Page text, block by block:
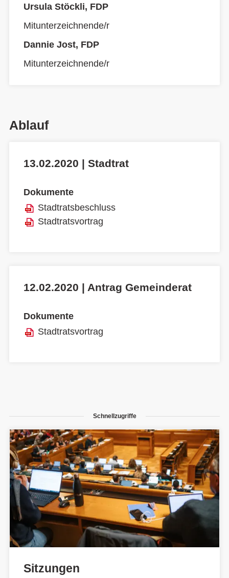
Ursula Stöckli, FDP
Mitunterzeichnende/r
Dannie Jost, FDP
Mitunterzeichnende/r
Ablauf
13.02.2020 | Stadtrat
Dokumente
Stadtratsbeschluss
Stadtratsvortrag
12.02.2020 | Antrag Gemeinderat
Dokumente
Stadtratsvortrag
Schnellzugriffe
Sitzungen